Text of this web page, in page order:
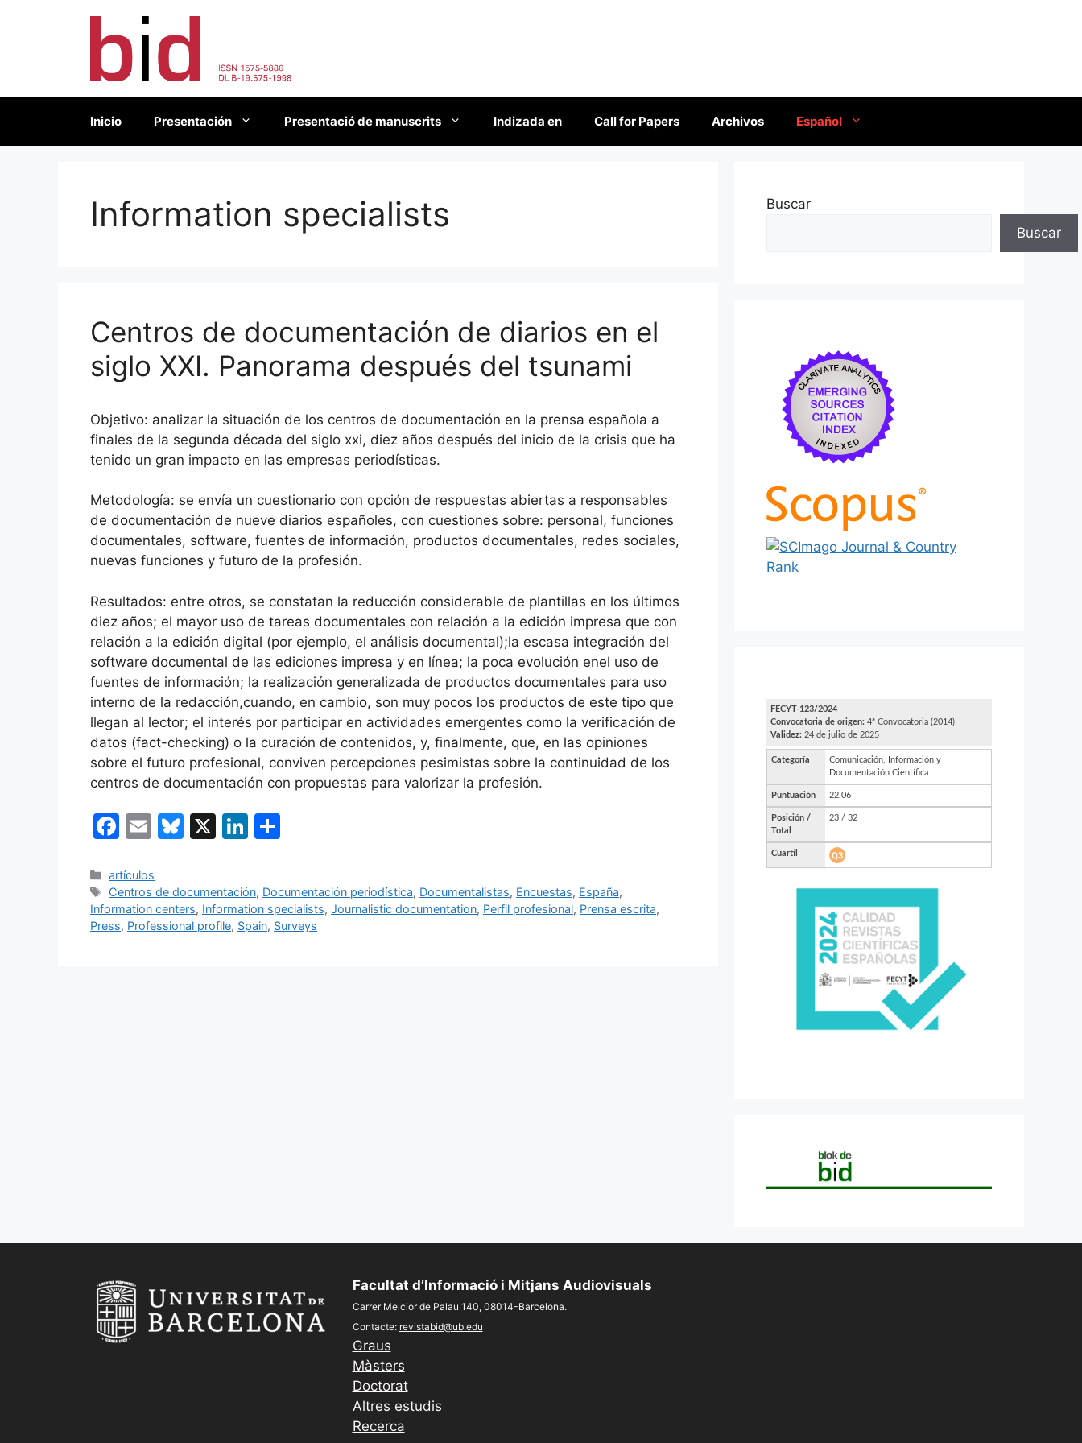
Inicio Presentación Presentació de manuscrits Indizada en Call for Papers Archivos Español
Information specialists
Centros de documentación de diarios en el
siglo XXI. Panorama después del tsunami
Objetivo: analizar la situación de los centros de documentación en la prensa española a
finales de la segunda década del siglo xxi, diez años después del inicio de la crisis que ha
tenido un gran impacto en las empresas periodísticas.
Metodología: se envía un cuestionario con opción de respuestas abiertas a responsables
de documentación de nueve diarios españoles, con cuestiones sobre: personal, funciones
documentales, software, fuentes de información, productos documentales, redes sociales,
nuevas funciones y futuro de la profesión.
Resultados: entre otros, se constatan la reducción considerable de plantillas en los últimos
diez años; el mayor uso de tareas documentales con relación a la edición impresa que con
relación a la edición digital (por ejemplo, el análisis documental);la escasa integración del
software documental de las ediciones impresa y en línea; la poca evolución enel uso de
fuentes de información; la realización generalizada de productos documentales para uso
interno de la redacción,cuando, en cambio, son muy pocos los productos de este tipo que
llegan al lector; el interés por participar en actividades emergentes como la verificación de
datos (fact-checking) o la curación de contenidos, y, finalmente, que, en las opiniones
sobre el futuro profesional, conviven percepciones pesimistas sobre la continuidad de los
centros de documentación con propuestas para valorizar la profesión.
F
c
e
b
E
ai
l
Bl
s
k
X
Li
e
dI
p
ar
Categorías
artículos
Etiquetas
Centros de documentación, Documentación periodística, Documentalistas, Encuestas, España,
Information centers, Information specialists, Journalistic documentation, Perfil profesional, Prensa escrita,
Press, Professional profile, Spain, Surveys
Buscar
Buscar
Facultat d’Informació i Mitjans Audiovisuals
Carrer Melcior de Palau 140, 08014-Barcelona.
Contacte: revistabid@ub.edu
Graus
Màsters
Doctorat
Altres estudis
Recerca